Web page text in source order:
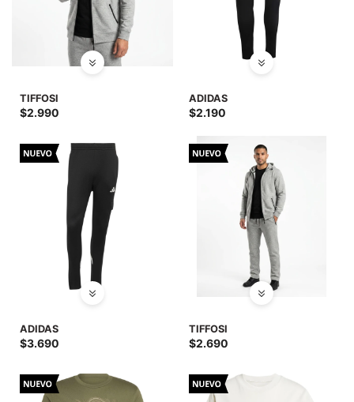
TIFFOSI
$2.990
ADIDAS
$2.190
ADIDAS
$3.690
TIFFOSI
$2.690
Novedades